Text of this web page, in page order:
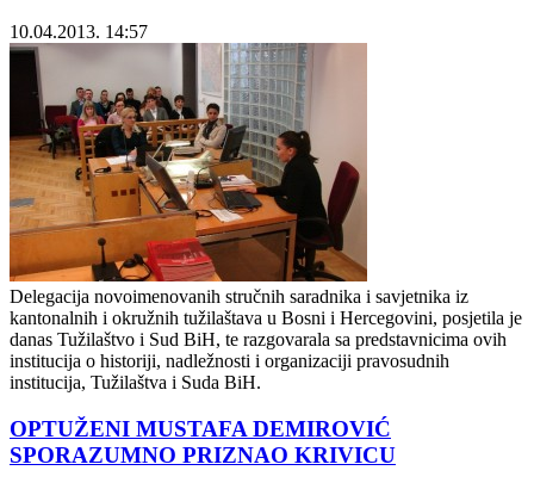
10.04.2013. 14:57
Delegacija novoimenovanih stručnih saradnika i savjetnika iz
kantonalnih i okružnih tužilaštava u Bosni i Hercegovini, posjetila je
danas Tužilaštvo i Sud BiH, te razgovarala sa predstavnicima ovih
institucija o historiji, nadležnosti i organizaciji pravosudnih
institucija, Tužilaštva i Suda BiH.
OPTUŽENI MUSTAFA DEMIROVIĆ
SPORAZUMNO PRIZNAO KRIVICU